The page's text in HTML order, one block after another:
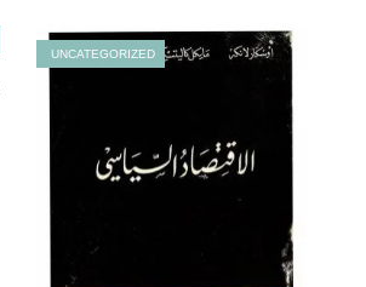
UNCATEGORIZED